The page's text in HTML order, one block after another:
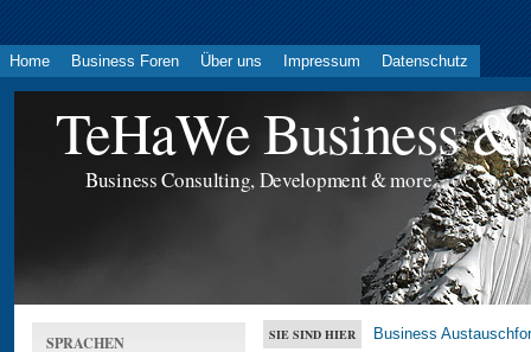
Home Business Foren Über uns Impressum Datenschutz
TeHaWe Business
Business Consulting, Development & more...
SPRACHEN SIE SIND HIER Business